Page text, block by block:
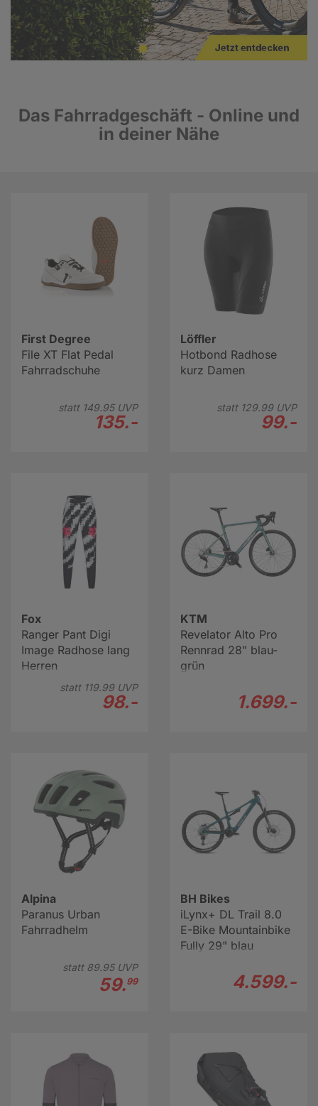
Das Fahrradgeschäft - Online und
in deiner Nähe
First Degree
File XT Flat Pedal
Fahrradschuhe
statt 149.95UVP
135.-
Löffler
Hotbond Radhose
kurz Damen
statt 129.99UVP
99.-
Fox
Ranger Pant Digi
Image Radhose lang
Herren
statt 119.99UVP
98.-
KTM
Revelator Alto Pro
Rennrad 28" blau-
grün
1.699.-
Alpina
Paranus Urban
Fahrradhelm
statt 89.95UVP
59.99
BH Bikes
iLynx+ DL Trail 8.0
E-Bike Mountainbike
Fully 29" blau
4.599.-